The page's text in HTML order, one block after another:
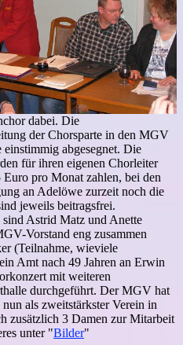
dabei. Die
der Chorsparte in den MGV
abgesegnet. Die
für ihren eigenen Chorleiter
pro Monat zahlen, bei den
an Adelöwe zurzeit noch die
jeweils beitragsfrei.
sind Astrid Matz und Anette
Vorstand eng zusammen
(Teilnahme, wieviele
Amt nach 49 Jahren an Erwin
mit weiteren
durchgeführt. Der MGV hat
als zweitstärkster Verein in
zusätzlich 3 Damen zur Mitarbeit
unter "Bilder"